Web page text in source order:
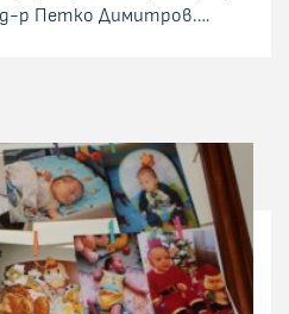
д-р Петко Димитров.…